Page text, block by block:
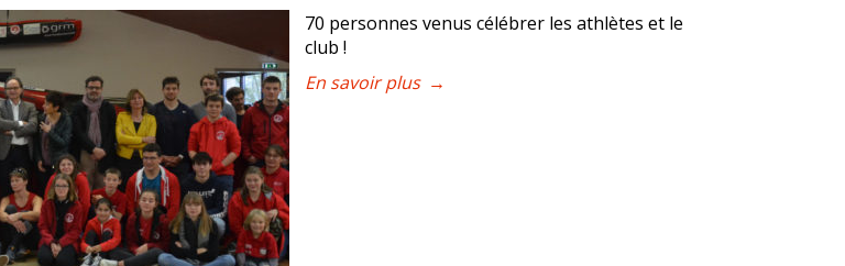
70 personnes venus célébrer les athlètes et le
club !
En savoir plus →